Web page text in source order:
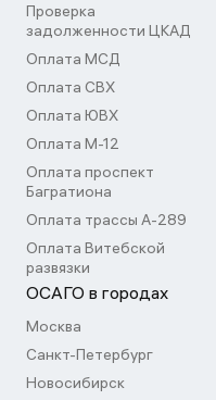
Проверка
задолженности ЦКАД
Оплата МСД
Оплата СВХ
Оплата ЮВХ
Оплата М-12
Оплата проспект
Багратиона
Оплата трассы А-289
Оплата Витебской
развязки
ОСАГО в городах
Москва
Санкт-Петербург
Новосибирск